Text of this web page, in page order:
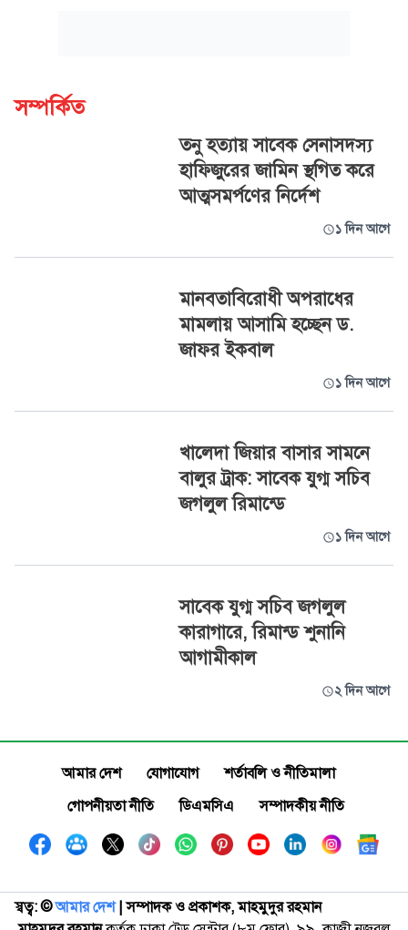
সম্পর্কিত
তনু হত্যায় সাবেক সেনাসদস্য
হাফিজুরের জামিন স্থগিত করে
আত্মসমর্পণের নির্দেশ
১ দিন আগে
মানবতাবিরোধী অপরাধের
মামলায় আসামি হচ্ছেন ড.
জাফর ইকবাল
১ দিন আগে
খালেদা জিয়ার বাসার সামনে
বালুর ট্রাক: সাবেক যুগ্ম সচিব
জগলুল রিমান্ডে
১ দিন আগে
সাবেক যুগ্ম সচিব জগলুল
কারাগারে, রিমান্ড শুনানি
আগামীকাল
২ দিন আগে
আমার দেশ যোগাযোগ
শর্তাবলি ও নীতিমালা
গোপনীয়তা নীতি
ডিএমসিএ সম্পাদকীয় নীতি
স্বত্ব: ©️আমার দেশ| সম্পাদক ও প্রকাশক, মাহমুদুর রহমান